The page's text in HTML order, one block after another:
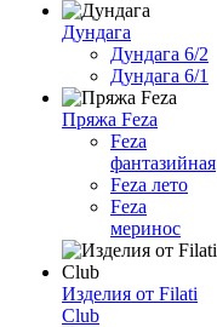
Дундага
Дундага 6/2
Дундага 6/1
Пряжа Feza
Feza
фантазийная
Feza лето
Feza
меринос
Изделия от Filati
Club